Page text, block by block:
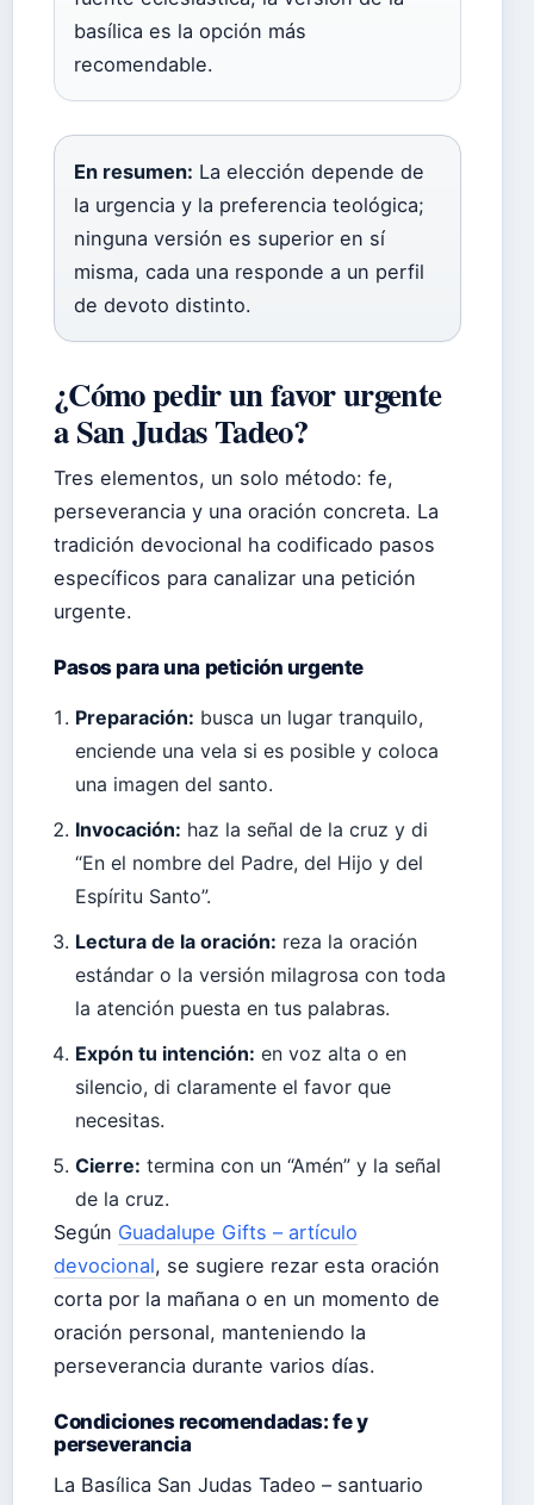
basílica es la opción más
recomendable.
En resumen: La elección depende de
la urgencia y la preferencia teológica;
ninguna versión es superior en sí
misma, cada una responde a un perfil
de devoto distinto.
¿Cómo pedir un favor urgente
a San Judas Tadeo?
Tres elementos, un solo método: fe,
perseverancia y una oración concreta. La
tradición devocional ha codificado pasos
específicos para canalizar una petición
urgente.
Pasos para una petición urgente
Preparación: busca un lugar tranquilo,
enciende una vela si es posible y coloca
una imagen del santo.
Invocación: haz la señal de la cruz y di
“En el nombre del Padre, del Hijo y del
Espíritu Santo”.
Lectura de la oración: reza la oración
estándar o la versión milagrosa con toda
la atención puesta en tus palabras.
Expón tu intención: en voz alta o en
silencio, di claramente el favor que
necesitas.
Cierre: termina con un “Amén” y la señal
de la cruz.
Según Guadalupe Gifts – artículo
devocional, se sugiere rezar esta oración
corta por la mañana o en un momento de
oración personal, manteniendo la
perseverancia durante varios días.
Condiciones recomendadas: fe y
perseverancia
La Basílica San Judas Tadeo – santuario